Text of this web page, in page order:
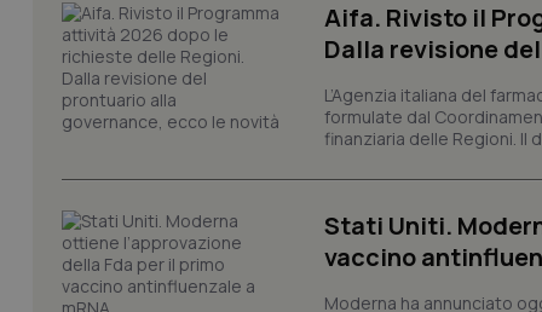
Aifa. Rivisto il
Dalla revisione
L’Agenzia italiana del
formulate dal
finanziaria delle Regioni. Il
Stati Uniti.
vaccino
Moderna ha annunciato
tracking-enable
tracking-sites-
session-id
_ga
PHPSESSID